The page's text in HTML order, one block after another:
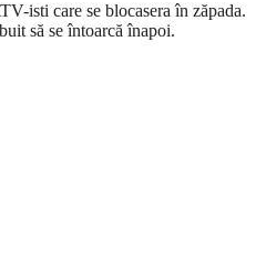
isti care se blocasera în zăpada.
să se întoarcă înapoi.